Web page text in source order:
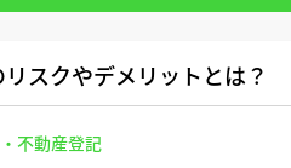
スクやデメリットとは？
不動産登記